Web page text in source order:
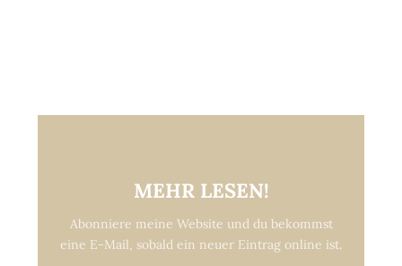
MEHR LESEN!
Abonniere meine Website und du bekommst
eine E-Mail, sobald ein neuer Eintrag online ist.